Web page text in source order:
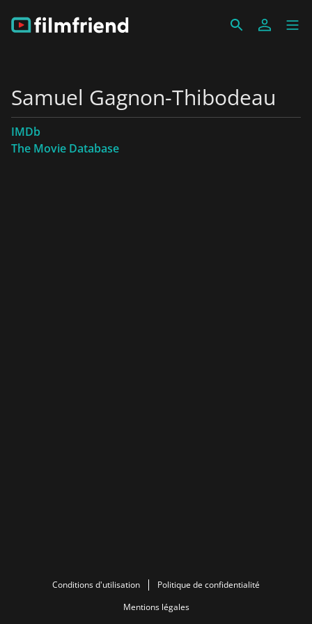
Samuel Gagnon-Thibodeau
IMDb
The Movie Database
Conditions d'utilisation
Politique de confidentialité
Mentions légales